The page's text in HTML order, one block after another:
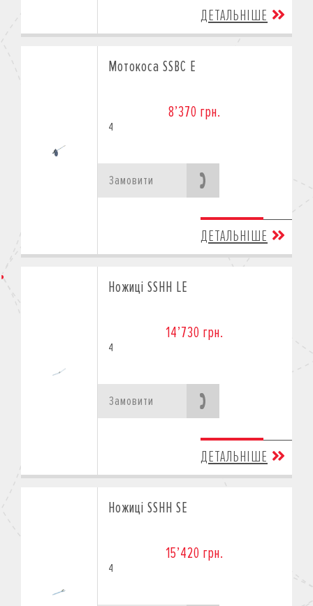
ДЕТАЛЬНІШЕ
Мотокоса SSBC E
8’370 грн.
4
Замовити
ДЕТАЛЬНІШЕ
Ножиці SSHH LE
14’730 грн.
4
Замовити
ДЕТАЛЬНІШЕ
Ножиці SSHH SE
15’420 грн.
4